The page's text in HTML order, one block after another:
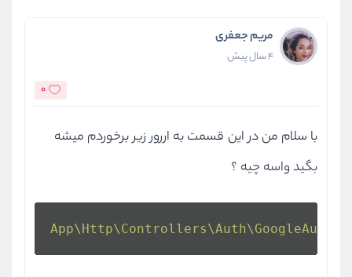
مریم جعفری
4 سال پیش
0
با سلام من در این قسمت به اررور زیر برخوردم میشه
بگید واسه چیه ؟